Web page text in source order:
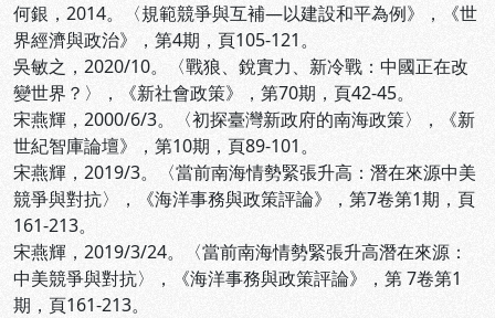
何銀，2014。〈規範競爭與互補—以建設和平為例》，《世
界經濟與政治》，第4期，頁105-121。
吳敏之，2020/10。〈戰狼、銳實力、新冷戰：中國正在改
變世界？〉，《新社會政策》，第70期，頁42-45。
宋燕輝，2000/6/3。〈初探臺灣新政府的南海政策〉，《新
世紀智庫論壇》，第10期，頁89-101。
宋燕輝，2019/3。〈當前南海情勢緊張升高：潛在來源中美
競爭與對抗〉，《海洋事務與政策評論》，第7卷第1期，頁
161-213。
宋燕輝，2019/3/24。〈當前南海情勢緊張升高潛在來源：
中美競爭與對抗〉，《海洋事務與政策評論》，第 7卷第1
期，頁161-213。